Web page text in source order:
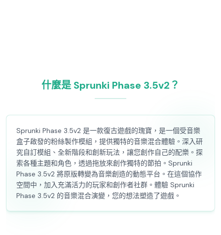
什麼是 Sprunki Phase 3.5v2？
Sprunki Phase 3.5v2 是一款復古遊戲的瑰寶，是一個受音樂
盒子啟發的粉絲製作模組，提供獨特的音樂混合體驗。深入研
究自訂模組、全新階段和創新玩法，讓您創作自己的配樂。探
索各種主題和角色，透過拖放來創作獨特的節拍。Sprunki
Phase 3.5v2 將原版轉變為音樂創造的動態平台。在這個協作
空間中，加入充滿活力的玩家和創作者社群。體驗 Sprunki
Phase 3.5v2 的音樂混合演變，您的想法塑造了遊戲。